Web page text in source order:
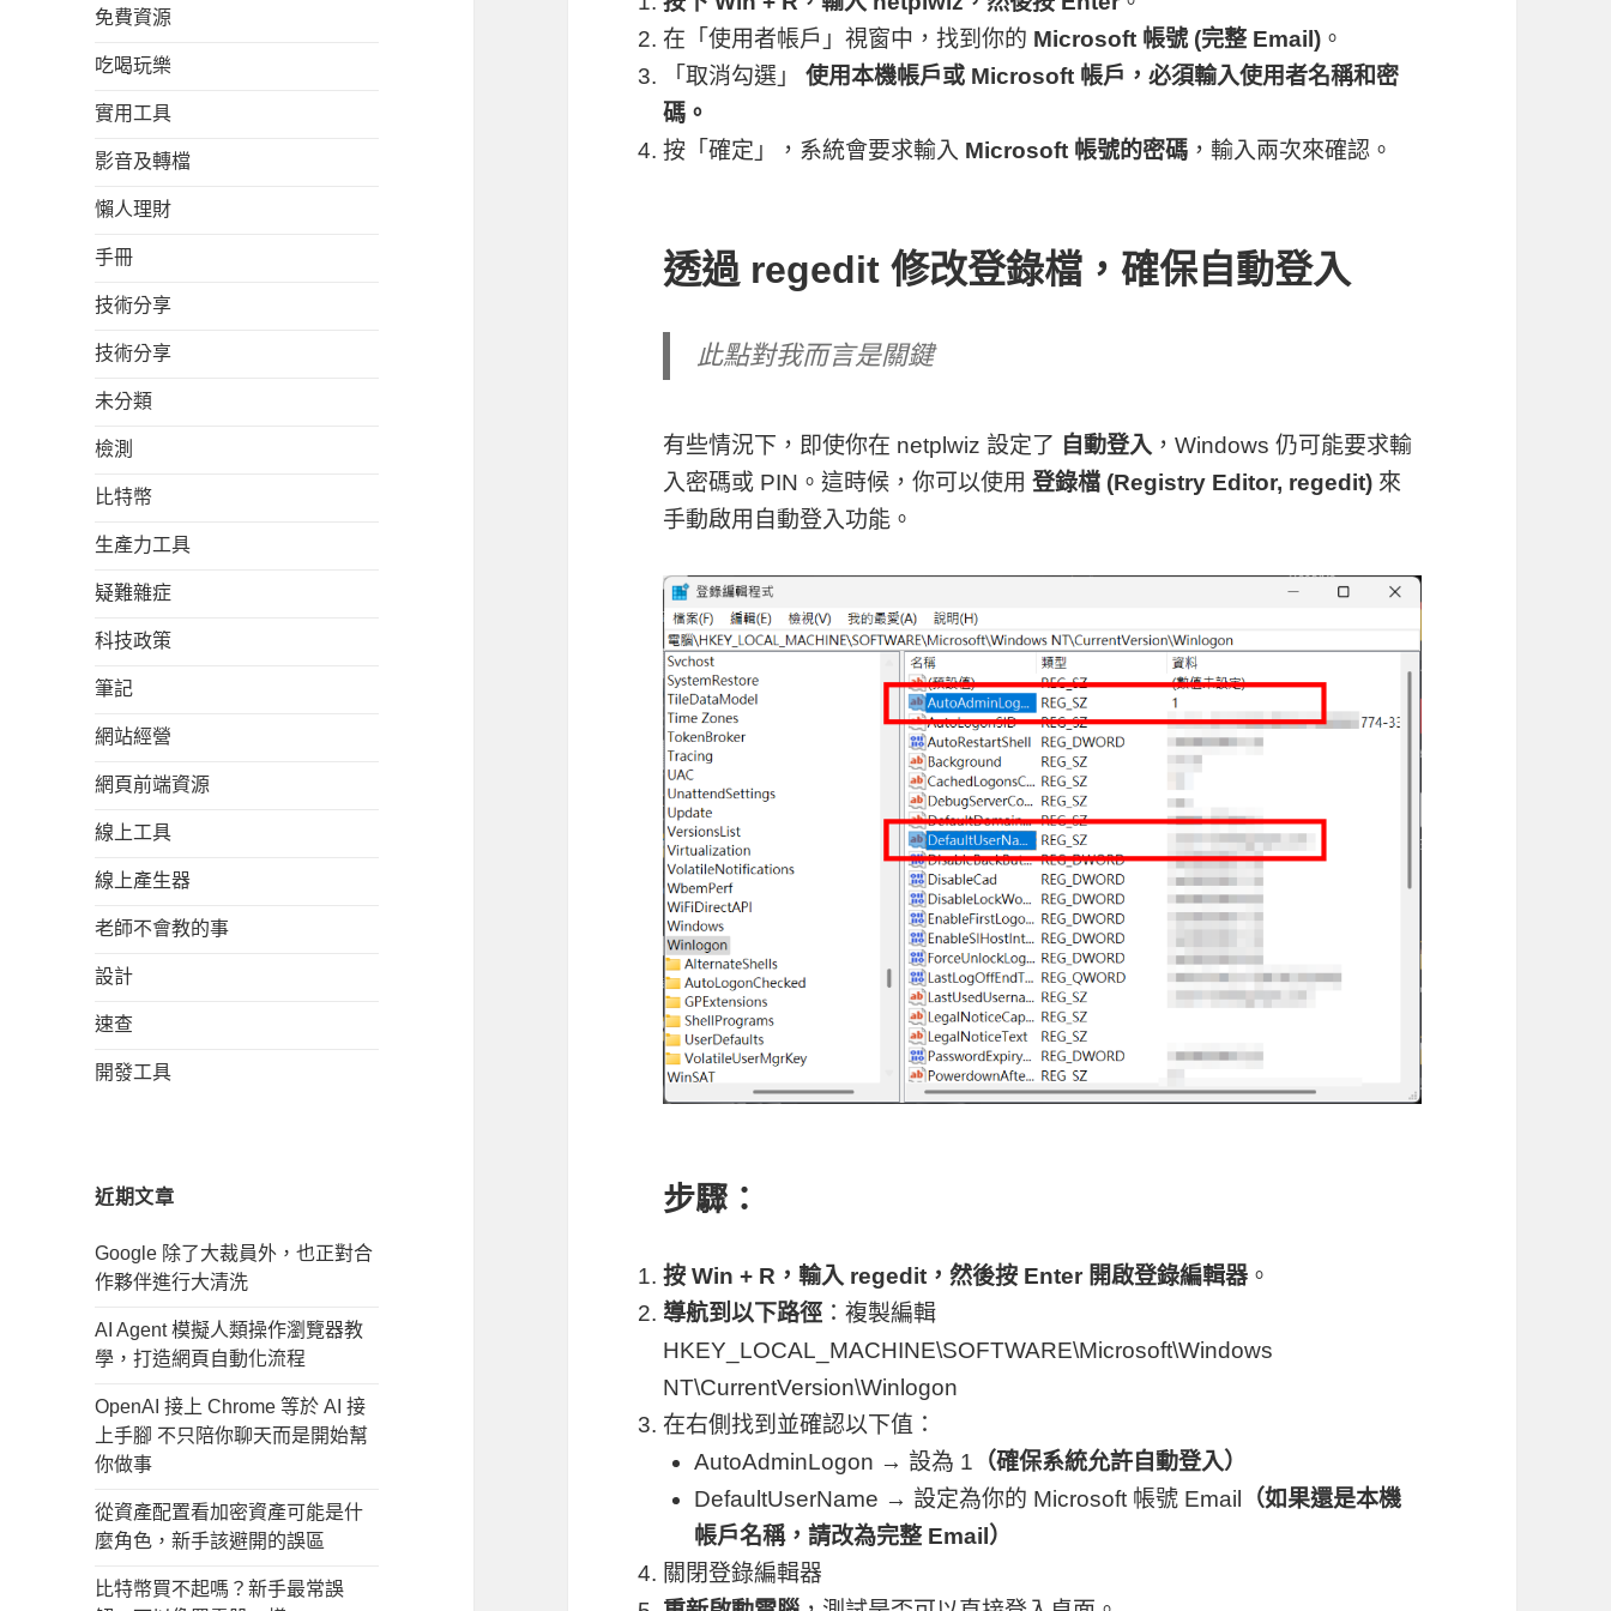
免費資源
吃喝玩樂
實用工具
影音及轉檔
懶人理財
手冊
技術分享
技術分享
未分類
檢測
比特幣
生產力工具
疑難雜症
科技政策
筆記
網站經營
網頁前端資源
線上工具
線上產生器
老師不會教的事
設計
速查
開發工具
近期文章
Google 除了大裁員外，也正對合
作夥伴進行大清洗
AI Agent 模擬人類操作瀏覽器教
學，打造網頁自動化流程
OpenAI 接上 Chrome 等於 AI 接
上手腳 不只陪你聊天而是開始幫
你做事
從資產配置看加密資產可能是什
麼角色，新手該避開的誤區
比特幣買不起嗎？新手最常誤
在「使用者帳戶」視窗中，找到你的 Microsoft 帳號 (完整 Email) 。
「取消勾選」使用本機帳戶或 Microsoft 帳戶，必須輸入使用者名稱和密
碼 。
按「確定」，系統會要求輸入 Microsoft 帳號的密碼 ，輸入兩次來確認。
透過 regedit 修改登錄檔，確保自動登入
此點對我而言是關鍵
有些情況下，即使你在 netplwiz 設定了 自動登入 ，Windows 仍可能要求輸
入密碼或 PIN。這時候，你可以使用登錄檔 (Registry Editor, regedit) 來
手動啟用自動登入功能。
步驟：
按Win + R ，輸入 regedit ，然後按 Enter 開啟登錄編輯器 。
導航到以下路徑 ：複製編輯
HKEY_LOCAL_MACHINE\SOFTWARE\Microsoft\Windows
NT\CurrentVersion\Winlogon
在右側找到並確認以下值：
AutoAdminLogon → 設為 1 （確保系統允許自動登入）
DefaultUserName → 設定為你的 Microsoft 帳號 Email
（如果還是本機
帳戶名稱，請改為完整 Email）
關閉登錄編輯器